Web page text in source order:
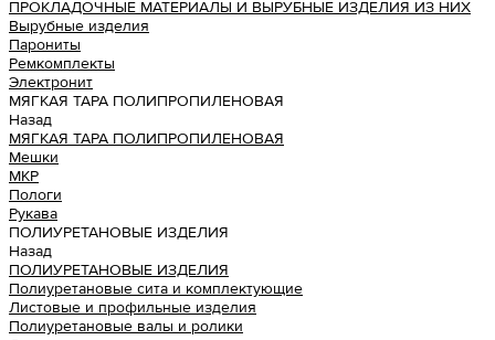
ПРОКЛАДОЧНЫЕ МАТЕРИАЛЫ И ВЫРУБНЫЕ ИЗДЕЛИЯ ИЗ НИХ
Вырубные изделия
Парониты
Ремкомплекты
Электронит
МЯГКАЯ ТАРА ПОЛИПРОПИЛЕНОВАЯ
Назад
МЯГКАЯ ТАРА ПОЛИПРОПИЛЕНОВАЯ
Мешки
МКР
Пологи
Рукава
ПОЛИУРЕТАНОВЫЕ ИЗДЕЛИЯ
Назад
ПОЛИУРЕТАНОВЫЕ ИЗДЕЛИЯ
Полиуретановые сита и комплектующие
Листовые и профильные изделия
Полиуретановые валы и ролики